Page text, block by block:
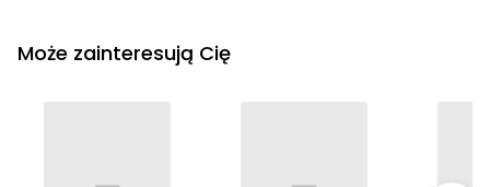
Może zainteresują Cię